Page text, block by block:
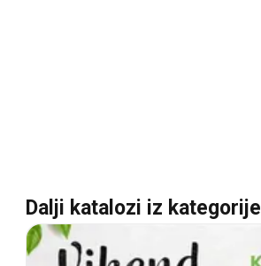
Dalji katalozi iz kategorije